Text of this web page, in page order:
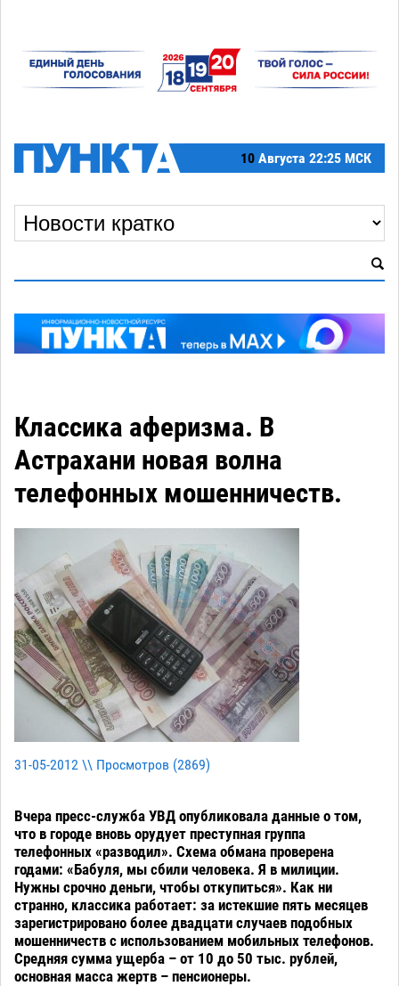
10 Августа 22:25 МСК
Классика аферизма. В
Астрахани новая волна
телефонных мошенничеств.
31-05-2012 \\ Просмотров (2869)
Вчера пресс-служба УВД опубликовала данные о том,
что в городе вновь орудует преступная группа
телефонных «разводил». Схема обмана проверена
годами: «Бабуля, мы сбили человека. Я в милиции.
Нужны срочно деньги, чтобы откупиться». Как ни
странно, классика работает: за истекшие пять месяцев
зарегистрировано более двадцати случаев подобных
мошенничеств с использованием мобильных телефонов.
Средняя сумма ущерба – от 10 до 50 тыс. рублей,
основная масса жертв – пенсионеры.